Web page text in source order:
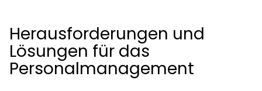
Herausforderungen und
Lösungen für das
Personalmanagement